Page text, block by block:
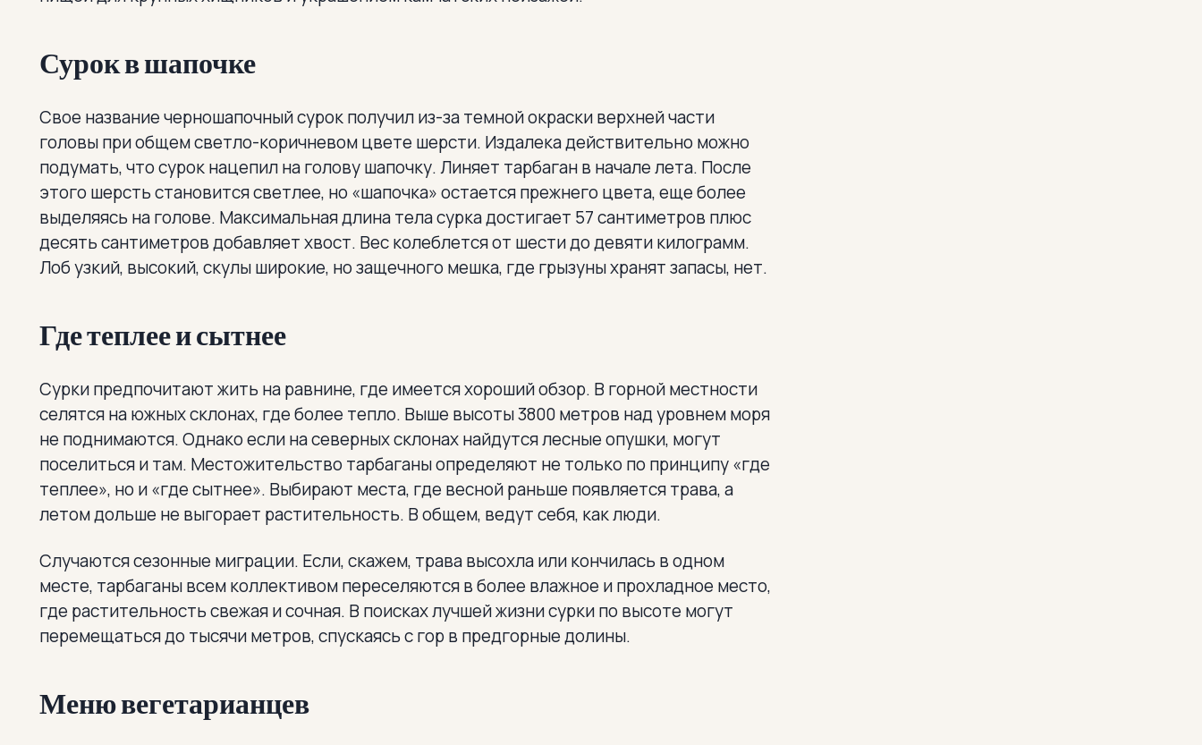
Сурок в шапочке
Свое название черношапочный сурок получил из-за темной окраски верхней части
головы при общем светло-коричневом цвете шерсти. Издалека действительно можно
подумать, что сурок нацепил на голову шапочку. Линяет тарбаган в начале лета. После
этого шерсть становится светлее, но «шапочка» остается прежнего цвета, еще более
выделяясь на голове. Максимальная длина тела сурка достигает 57 сантиметров плюс
десять сантиметров добавляет хвост. Вес колеблется от шести до девяти килограмм.
Лоб узкий, высокий, скулы широкие, но защечного мешка, где грызуны хранят запасы, нет.
Где теплее и сытнее
Сурки предпочитают жить на равнине, где имеется хороший обзор. В горной местности
селятся на южных склонах, где более тепло. Выше высоты 3800 метров над уровнем моря
не поднимаются. Однако если на северных склонах найдутся лесные опушки, могут
поселиться и там. Местожительство тарбаганы определяют не только по принципу «где
теплее», но и «где сытнее». Выбирают места, где весной раньше появляется трава, а
летом дольше не выгорает растительность. В общем, ведут себя, как люди.
Случаются сезонные миграции. Если, скажем, трава высохла или кончилась в одном
месте, тарбаганы всем коллективом переселяются в более влажное и прохладное место,
где растительность свежая и сочная. В поисках лучшей жизни сурки по высоте могут
перемещаться до тысячи метров, спускаясь с гор в предгорные долины.
Меню вегетарианцев